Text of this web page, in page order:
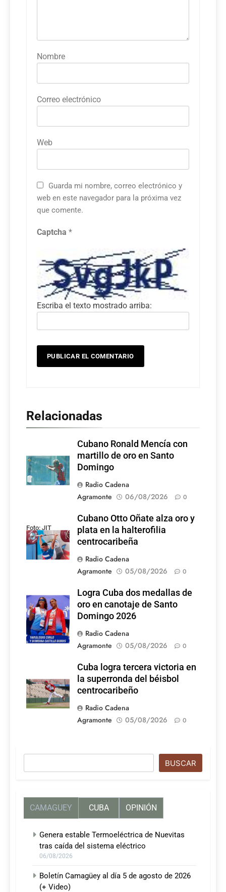
Nombre
Correo electrónico
Web
Guarda mi nombre, correo electrónico y
web en este navegador para la próxima vez
que comente.
Captcha *
Escriba el texto mostrado arriba:
Relacionadas
Cubano Ronald Mencía con
martillo de oro en Santo
Domingo
Radio Cadena
Agramonte
06/08/2026 0
Foto: JIT
Cubano Otto Oñate alza oro y
plata en la halterofilia
centrocaribeña
Radio Cadena
Agramonte
05/08/2026 0
Foto: Internet
Logra Cuba dos medallas de
oro en canotaje de Santo
Domingo 2026
Radio Cadena
Agramonte
05/08/2026 0
Cuba logra tercera victoria en
la superronda del béisbol
centrocaribeño
Radio Cadena
Agramonte
05/08/2026 0
BUSCAR
CAMAGUEY CUBA OPINIÓN
Genera estable Termoeléctrica de Nuevitas
tras caída del sistema eléctrico
06/08/2026
Boletín Camagüey al día 5 de agosto de 2026
(+ Video)